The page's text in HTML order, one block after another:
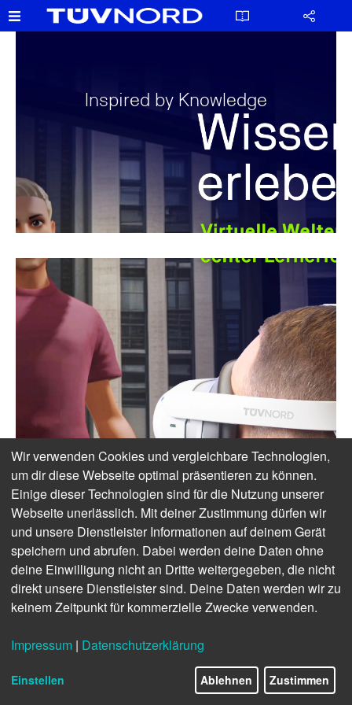
Inspired by Knowledge
Wir verwenden Cookies und vergleichbare Technologien,
um dir diese Webseite optimal präsentieren zu können.
Einige dieser Technologien sind für die Nutzung unserer
Webseite unerlässlich. Mit deiner Zustimmung dürfen wir
und unsere Dienstleister Informationen auf deinem Gerät
speichern und abrufen. Dabei werden deine Daten ohne
deine Einwilligung nicht an Dritte weitergegeben, die nicht
direkt unsere Dienstleister sind. Deine Daten werden wir zu
keinem Zeitpunkt für kommerzielle Zwecke verwenden.
Impressum | Datenschutzerklärung
Einstellen Ablehnen Zustimmen